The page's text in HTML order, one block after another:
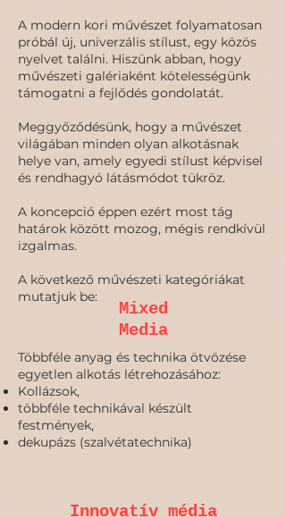
A modern kori művészet folyamatosan
próbál új, univerzális stílust, egy közös
nyelvet találni. Hiszünk abban, hogy
művészeti galériaként kötelességünk
támogatni a fejlődés gondolatát.
Meggyőződésünk, hogy a művészet
világában minden olyan alkotásnak
helye van, amely egyedi stílust képvisel
és rendhagyó látásmódot tükröz.
A koncepció éppen ezért most tág
határok között mozog, mégis rendkívül
izgalmas.
A következő művészeti kategóriákat
mutatjuk be:
Mixed
Media
Többféle anyag és technika ötvözése
egyetlen alkotás létrehozásához:
Kollázsok,
többféle technikával készült
festmények,
dekupázs (szalvétatechnika)
Innovatív média